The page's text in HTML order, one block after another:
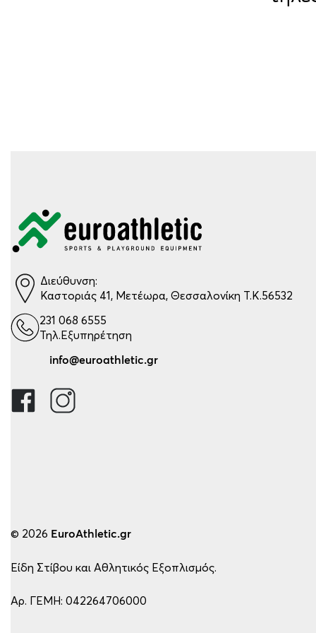
Διεύθυνση:
Καστοριάς 41, Μετέωρα, Θεσσαλονίκη Τ.Κ.56532
231 068 6555
Τηλ.Εξυπηρέτηση
info@euroathletic.gr
© 2026 EuroAthletic.gr
Είδη Στίβου και Αθλητικός Εξοπλισμός.
Αρ. ΓΕΜΗ: 042264706000